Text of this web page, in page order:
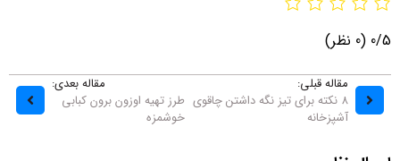
0/5 (0 نظر)
مقاله قبلی:
8 نکته برای تیز نگه داشتن چاقوی
آشپزخانه
مقاله بعدی:
طرز تهیه اوزون برون کبابی
خوشمزه